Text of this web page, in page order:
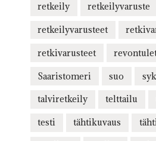
retkeily retkeilyvaruste
retkeilyvarusteet
retkivarusteet
Saaristomeri suo
talviretkeily telttailu
testi tähtikuvaus